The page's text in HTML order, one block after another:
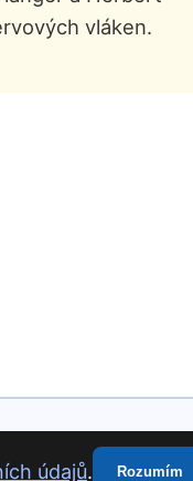
vláken.
údajů. Rozumím